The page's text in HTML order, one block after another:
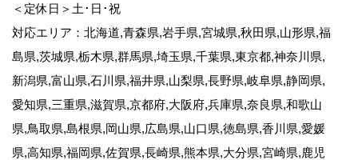
＜定休日＞土･日･祝
対応エリア：北海道,青森県,岩手県,宮城県,秋田県,山形県,福
島県,茨城県,栃木県,群馬県,埼玉県,千葉県,東京都,神奈川県,
新潟県,富山県,石川県,福井県,山梨県,長野県,岐阜県,静岡県,
愛知県,三重県,滋賀県,京都府,大阪府,兵庫県,奈良県,和歌山
県,鳥取県,島根県,岡山県,広島県,山口県,徳島県,香川県,愛媛
県,高知県,福岡県,佐賀県,長崎県,熊本県,大分県,宮崎県,鹿児